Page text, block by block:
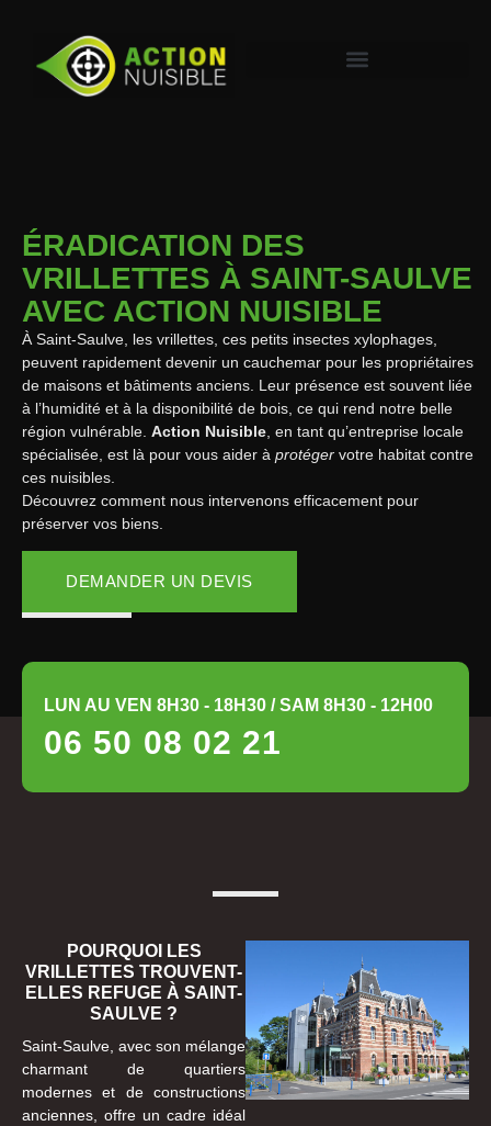
ÉRADICATION DES
VRILLETTES À SAINT-SAULVE
AVEC ACTION NUISIBLE
À Saint-Saulve, les vrillettes, ces petits insectes xylophages,
peuvent rapidement devenir un cauchemar pour les propriétaires
de maisons et bâtiments anciens. Leur présence est souvent liée
à l’humidité et à la disponibilité de bois, ce qui rend notre belle
région vulnérable. Action Nuisible , en tant qu’entreprise locale
spécialisée, est là pour vous aider à protéger votre habitat contre
ces nuisibles.
Découvrez comment nous intervenons efficacement pour
préserver vos biens.
DEMANDER UN DEVIS
LUN AU VEN 8H30 - 18H30 / SAM 8H30 - 12H00
06 50 08 02 21
POURQUOI LES
VRILLETTES TROUVENT-
ELLES REFUGE À SAINT-
SAULVE ?
Saint-Saulve, avec son mélange
charmant de quartiers
modernes et de constructions
anciennes, offre un cadre idéal